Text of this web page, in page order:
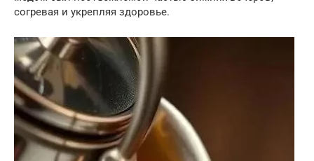
согревая и укрепляя здоровье.